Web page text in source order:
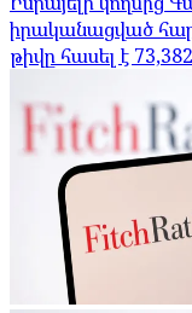
իրականացված
թիվը հասել է